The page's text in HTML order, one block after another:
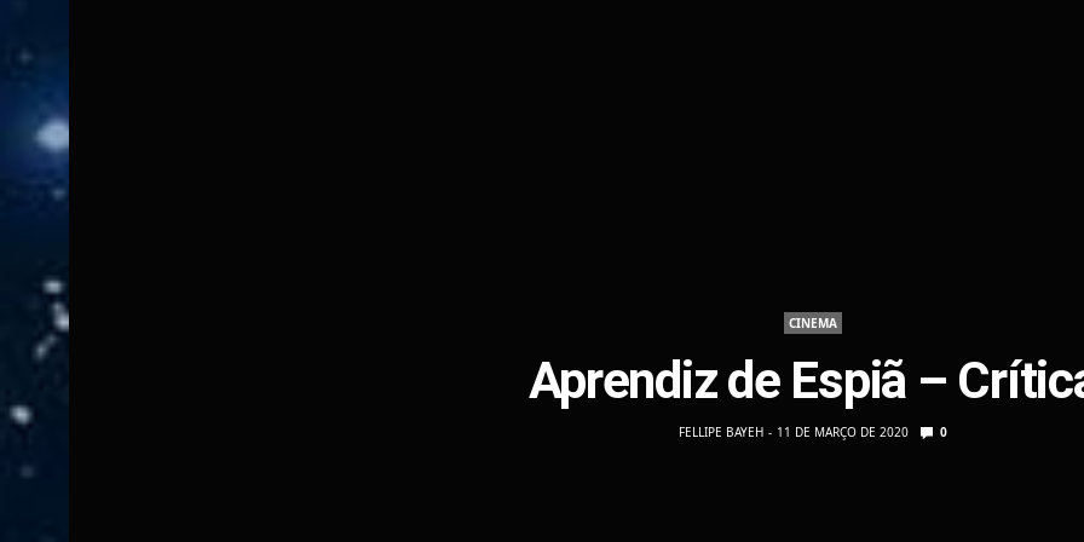
CINEMA
Aprendiz de Espiã –
FELLIPE BAYEH 11 DE MARÇO DE 2020 0